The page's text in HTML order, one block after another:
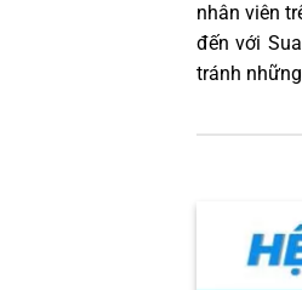
nhân viên
đến với
tránh